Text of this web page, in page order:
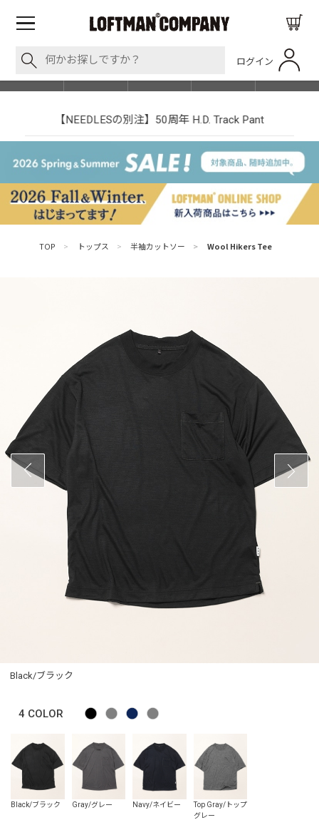
ログイン
SHOP LIST
【NEEDLESの別注】50周年 H.D. Track Pant
TOP > トップス > 半袖カットソー > Wool Hikers Tee
Black/ブラック
4COLOR